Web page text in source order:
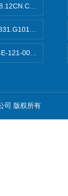
德国
德国库伯勒
121-0032-00美国
司 版权所有